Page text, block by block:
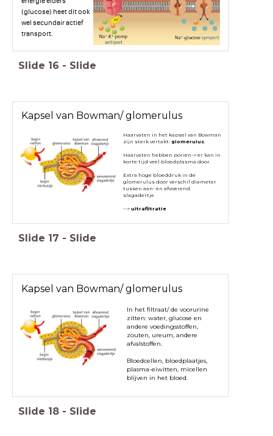
(glucose) heet dit ook
wel secundair actief
transport.
Slide 16 - Slide
Kapsel van Bowman/ glomerulus
Haarvaten in het kapsel van Bowman
zijn sterk vertakt:glomerulus.
Haarvaten hebben poriën-> er kan in
korte tijd veel bloedplasma door.
Extra hoge bloeddruk in de
glomerulus door verschil diameter
tussen aan- en afvoerend
slagadertje
-->ultrafiltratie
Slide 17 - Slide
Kapsel van Bowman/ glomerulus
In het filtraat/ de voorurine
zitten: water, glucose en
andere voedingsstoffen,
zouten, ureum, andere
afvalstoffen.
Bloedcellen, bloedplaatjes,
plasma-eiwitten, micellen
blijven in het bloed.
Slide 18 - Slide